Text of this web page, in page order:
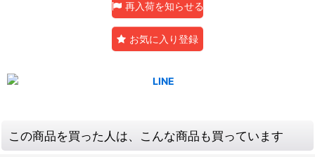
再入荷を知らせる
お気に入り登録
この商品を買った人は、こんな商品も買っています